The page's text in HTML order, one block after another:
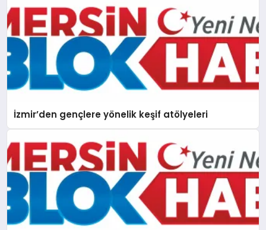
İzmir’den gençlere yönelik keşif atölyeleri